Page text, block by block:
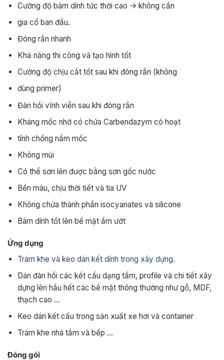
Cường độ bám dính tức thời cao -> không cần
gia cố ban đầu.
Đóng rắn nhanh
Khả năng thi công và tạo hình tốt
Cường độ chịu cắt tốt sau khi đóng rắn (không
dùng primer)
Đàn hồi vĩnh viễn sau khi đóng rắn
Kháng mốc nhờ có chứa Carbendazym có hoạt
tính chống nấm mốc
Không mùi
Có thể sơn lên được bằng sơn gốc nước
Bền màu, chịu thời tiết và tia UV
Không chứa thành phần isocyanates và silicone
Bám dính tốt lên bề mặt ẩm ướt
Ứng dụng
Trám khe và keo dán kết dính trong xây dựng.
Dán đàn hồi các kết cấu dạng tấm, profile và chi tiết xây
dựng lên hầu hết các bề mặt thông thường như gỗ, MDF,
thạch cao …
Keo dán kết cấu trong sản xuất xe hơi và container
Trám khe nhà tắm và bếp …
Đóng gói